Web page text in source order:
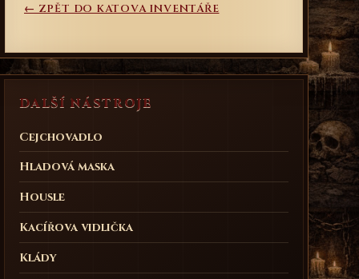
← ZPĚT DO KATOVA INVENTÁŘE
DALŠÍ NÁSTROJE
Cejchovadlo
Hladová maska
Housle
Kacířova vidlička
Klády